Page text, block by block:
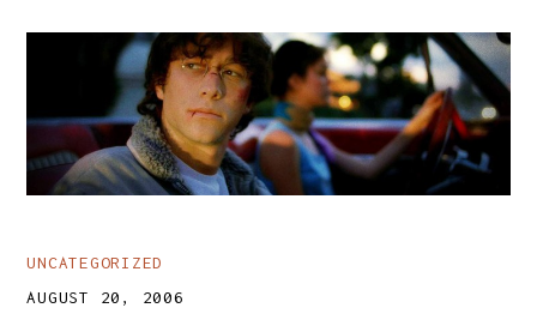
UNCATEGORIZED
AUGUST 20, 2006